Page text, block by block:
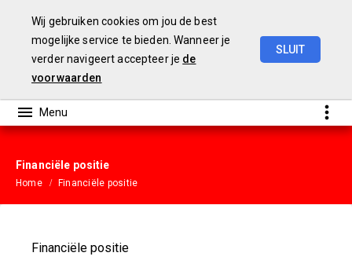
Wij gebruiken cookies om jou de best
mogelijke service te bieden. Wanneer je
verder navigeert accepteer je de
voorwaarden
SLUIT
Financiële positie
Home Financiële positie
Financiële positie